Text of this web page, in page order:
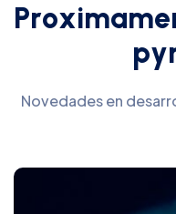
Proximame
py
Novedades en